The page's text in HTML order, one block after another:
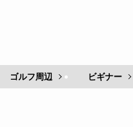
ゴルフ周辺 ビギナー